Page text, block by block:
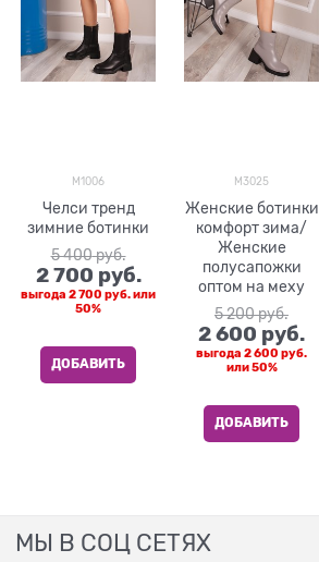
M1006
Челси тренд
зимние ботинки
5 400 руб.
2 700 руб.
выгода 2 700 руб.или
50%
ДОБАВИТЬ
M3025
Женские ботинки
комфорт зима/
Женские
полусапожки
оптом на меху
5 200 руб.
2 600 руб.
выгода 2 600 руб.
или50%
ДОБАВИТЬ
МЫ В СОЦ СЕТЯХ